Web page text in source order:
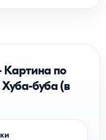
Картина по
буба (в